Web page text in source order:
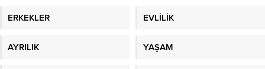
ERKEKLER EVLİLİK
AYRILIK YAŞAM